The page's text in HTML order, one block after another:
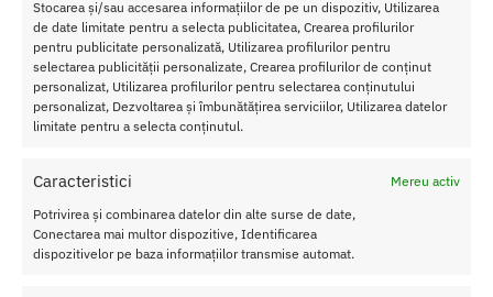
Stocarea și/sau accesarea informațiilor de pe un dispozitiv, Utilizarea
de date limitate pentru a selecta publicitatea, Crearea profilurilor
pentru publicitate personalizată, Utilizarea profilurilor pentru
selectarea publicității personalizate, Crearea profilurilor de conținut
personalizat, Utilizarea profilurilor pentru selectarea conținutului
personalizat, Dezvoltarea și îmbunătățirea serviciilor, Utilizarea datelor
limitate pentru a selecta conținutul.
Caracteristici
Mereu activ
Potrivirea și combinarea datelor din alte surse de date,
Conectarea mai multor dispozitive, Identificarea
dispozitivelor pe baza informațiilor transmise automat.
mastur
bare,
Pentru
masaj
Capaci
tate:1
Bazat
con
Forma: